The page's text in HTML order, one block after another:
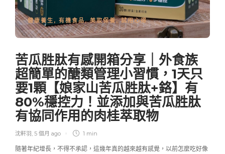
健康養生 , 有機食品,美妝保養,試用心得
苦瓜胜肽有感開箱分享｜外食族
超簡單的醣類管理小習慣，1天只
要1顆【娘家山苦瓜胜肽+鉻】有
80%穩控力！並添加與苦瓜胜肽
有協同作用的肉桂萃取物
沈軒羽 5 個月 ago 1 min
隨著年紀增長，不得不承認，這幾年真的越來越有感覺，以前怎麼吃好像